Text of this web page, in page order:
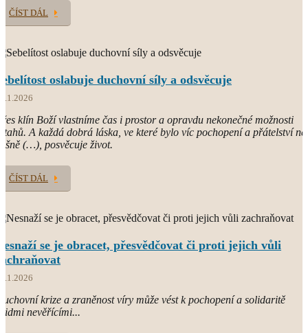
ČÍST DÁL
oslabuje duchovní síly a odsvěcuje
klín Boží vlastníme čas i prostor a opravdu nekonečné možnosti
A každá dobrá láska, ve které bylo víc pochopení a přátelství
(…), posvěcuje život.
ČÍST DÁL
se je obracet, přesvědčovat či proti jejich vůli
krize a zraněnost víry může vést k pochopení a solidaritě
lidmi nevěřícími...